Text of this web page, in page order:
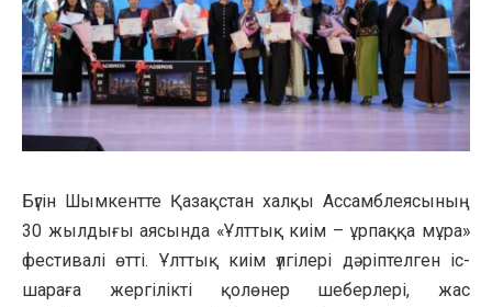
Бүгін Шымкентте Қазақстан халқы Ассамблеясының
30 жылдығы аясында «Ұлттық киім – ұрпаққа мұра»
фестивалі өтті. Ұлттық киім үлгілері дәріптелген іс-
шараға жергілікті қолөнер шеберлері, жас